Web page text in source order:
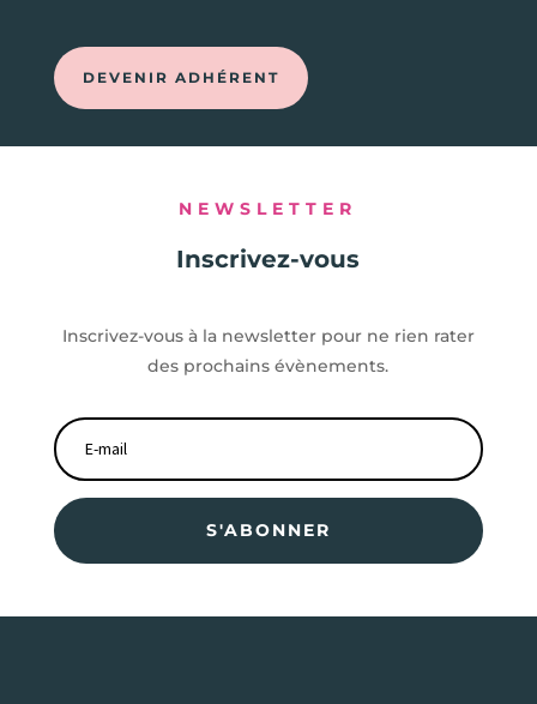
DEVENIR ADHÉRENT
NEWSLETTER
Inscrivez-vous
Inscrivez-vous à la newsletter pour ne rien rater
des prochains évènements.
S'ABONNER